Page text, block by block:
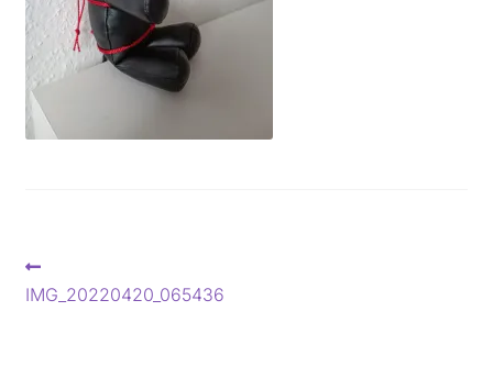
Beitragsnavigation
Beitrag:
IMG_20220420_065436